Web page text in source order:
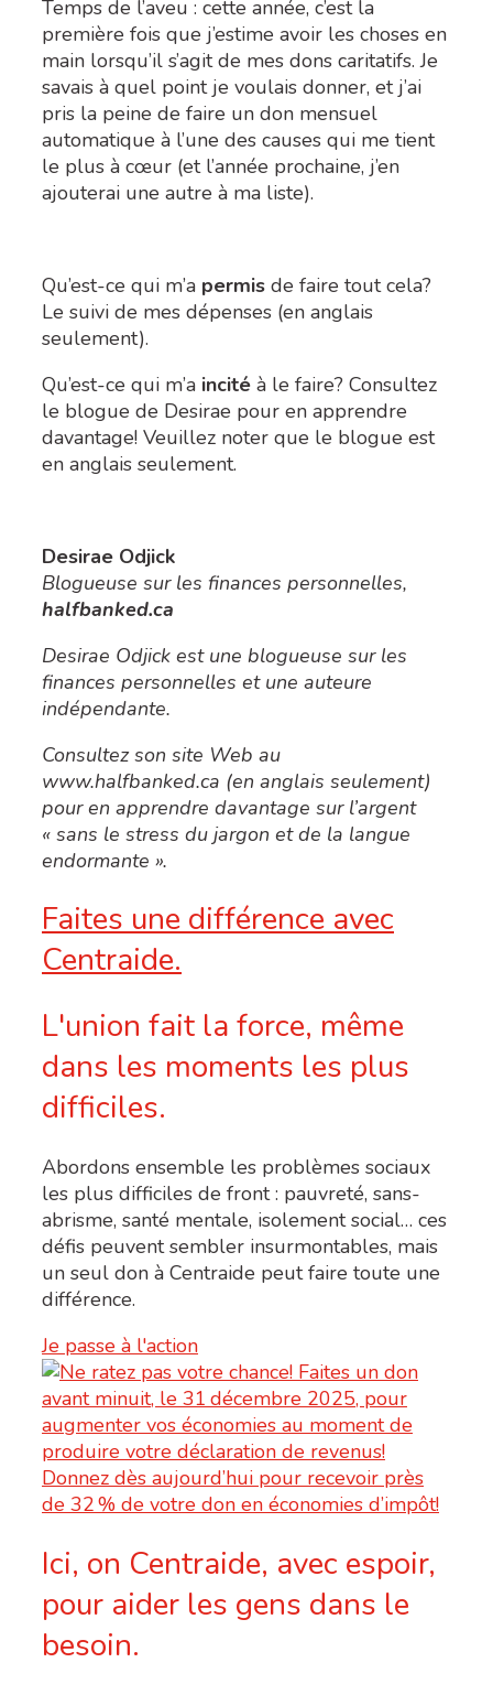
Temps de l’aveu : cette année, c’est la
première fois que j’estime avoir les choses en
main lorsqu’il s’agit de mes dons caritatifs. Je
savais à quel point je voulais donner, et j’ai
pris la peine de faire un don mensuel
automatique à l’une des causes qui me tient
le plus à cœur (et l’année prochaine, j’en
ajouterai une autre à ma liste).
Qu’est-ce qui m’a permis de faire tout cela?
Le suivi de mes dépenses (en anglais
seulement).
Qu’est-ce qui m’a incité à le faire? Consultez
le blogue de Desirae pour en apprendre
davantage! Veuillez noter que le blogue est
en anglais seulement.
Desirae Odjick
Blogueuse sur les finances personnelles,
halfbanked.ca
Desirae Odjick est une blogueuse sur les
finances personnelles et une auteure
indépendante.
Consultez son site Web au
www.halfbanked.ca (en anglais seulement)
pour en apprendre davantage sur l’argent
« sans le stress du jargon et de la langue
endormante ».
Faites une différence avec
Centraide.
L'union fait la force, même
dans les moments les plus
difficiles.
Abordons ensemble les problèmes sociaux
les plus difficiles de front : pauvreté, sans-
abrisme, santé mentale, isolement social… ces
défis peuvent sembler insurmontables, mais
un seul don à Centraide peut faire toute une
différence.
Je passe à l'action
Ici, on Centraide, avec espoir,
pour aider les gens dans le
besoin.